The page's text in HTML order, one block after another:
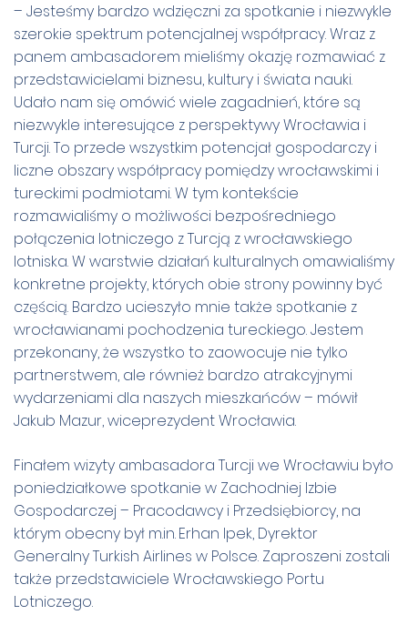
– Jesteśmy bardzo wdzięczni za spotkanie i niezwykle
szerokie spektrum potencjalnej współpracy. Wraz z
panem ambasadorem mieliśmy okazję rozmawiać z
przedstawicielami biznesu, kultury i świata nauki.
Udało nam się omówić wiele zagadnień, które są
niezwykle interesujące z perspektywy Wrocławia i
Turcji. To przede wszystkim potencjał gospodarczy i
liczne obszary współpracy pomiędzy wrocławskimi i
tureckimi podmiotami. W tym kontekście
rozmawialiśmy o możliwości bezpośredniego
połączenia lotniczego z Turcją z wrocławskiego
lotniska. W warstwie działań kulturalnych omawialiśmy
konkretne projekty, których obie strony powinny być
częścią. Bardzo ucieszyło mnie także spotkanie z
wrocławianami pochodzenia tureckiego. Jestem
przekonany, że wszystko to zaowocuje nie tylko
partnerstwem, ale również bardzo atrakcyjnymi
wydarzeniami dla naszych mieszkańców – mówił
Jakub Mazur, wiceprezydent Wrocławia.
Finałem wizyty ambasadora Turcji we Wrocławiu było
poniedziałkowe spotkanie w Zachodniej Izbie
Gospodarczej – Pracodawcy i Przedsiębiorcy, na
którym obecny był m.in.Erhan Ipek, Dyrektor
Generalny Turkish Airlines w Polsce. Zaproszeni zostali
także przedstawiciele Wrocławskiego Portu
Lotniczego.